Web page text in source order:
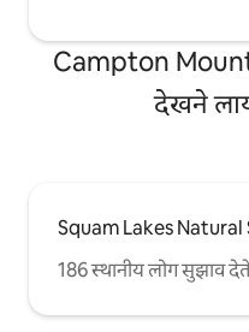
Campton
देखने
Squam Lakes
186 स्थानीय लोग सुझाव